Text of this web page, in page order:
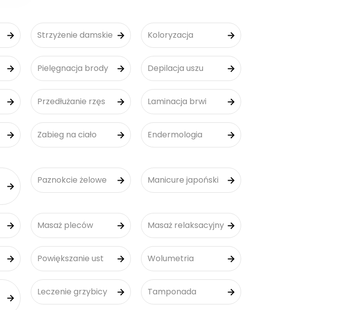
Strzyżenie damskie Koloryzacja
Pielęgnacja brody Depilacja uszu
Przedłużanie rzęs Laminacja brwi
Zabieg na ciało Endermologia
Paznokcie żelowe Manicure japoński
Masaż pleców Masaż relaksacyjny
Powiększanie ust Wolumetria
Leczenie grzybicy Tamponada